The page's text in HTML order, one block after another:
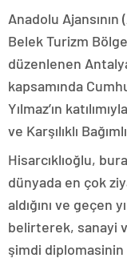
Anadolu
Belek Turizm
düzenlenen
kapsamında
Yılmaz’ın
ve Karşılıklı
Hisarcıklıoğlu,
dünyada en çok
aldığını ve geçen
belirterek, sanayi
şimdi diplomasinin